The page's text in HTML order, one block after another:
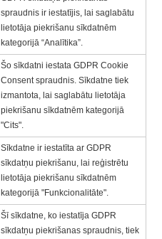
spraudnis ir iestatījis, lai saglabātu
lietotāja piekrišanu sīkdatnēm
kategorijā “Analītika”.
Šo sīkdatni iestata GDPR Cookie
Consent spraudnis. Sīkdatne tiek
izmantota, lai saglabātu lietotāja
piekrišanu sīkdatnēm kategorijā
"Cits".
Sīkdatne ir iestatīta ar GDPR
sīkdatņu piekrišanu, lai reģistrētu
lietotāja piekrišanu sīkdatnēm
kategorijā "Funkcionalitāte".
Šī sīkdatne, ko iestatīja GDPR
sīkdatņu piekrišanas spraudnis, tiek